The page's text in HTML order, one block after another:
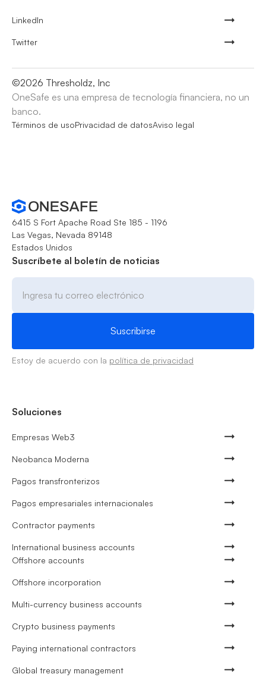
LinkedIn
Twitter
©2026 Thresholdz, Inc
OneSafe es una empresa de tecnología financiera, no un
banco.
Términos de usoPrivacidad de datosAviso legal
6415 S Fort Apache Road Ste 185 - 1196
Las Vegas, Nevada 89148
Estados Unidos
Suscríbete al boletín de noticias
Estoy de acuerdo con la política de privacidad
Soluciones
Empresas Web3
Neobanca Moderna
Pagos transfronterizos
Pagos empresariales internacionales
Contractor payments
International business accounts
Offshore accounts
Offshore incorporation
Multi-currency business accounts
Crypto business payments
Paying international contractors
Global treasury management